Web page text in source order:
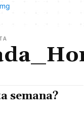
semana?